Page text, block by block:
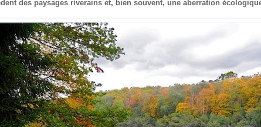
des paysages riverains et, bien souvent, une aberration